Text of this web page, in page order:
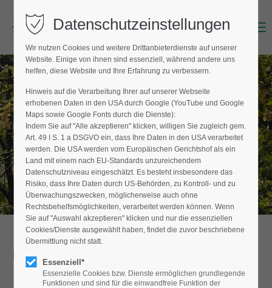
Login
Benutzername (E-Mailadresse)
Passwort
Anmelden
Register|Lost your password?
Support
Menu
BAUMPFLEGER FINDEN
Hier finden Sie den Fachbetrieb in Ihrer
Nähe
Detailansicht
Datenschutzeinstellungen
Wir nutzen Cookies und weitere Drittanbieterdienste auf unserer
Website. Einige von ihnen sind essenziell, während andere uns
helfen, diese Website und Ihre Erfahrung zu verbessern.
Hinweis auf die Verarbeitung Ihrer auf unserer Webseite
erhobenen Daten in den USA durch Google (YouTube und Google
Maps sowie Google Fonts durch die Dienste):
Indem Sie auf "Alle akzeptieren" klicken, willigen Sie zugleich gem.
Art. 49 I S. 1 a DSGVO ein, dass Ihre Daten in den USA verarbeitet
werden. Die USA werden vom Europäischen Gerichtshof als ein
Land mit einem nach EU-Standards unzureichendem
Datenschutzniveau eingeschätzt. Es besteht insbesondere das
Risiko, dass Ihre Daten durch US-Behörden, zu Kontroll- und zu
Überwachungszwecken, möglicherweise auch ohne
Rechtsbehelfsmöglichkeiten, verarbeitet werden können. Wenn
Sie auf "Auswahl akzeptieren" klicken und nur die essenziellen
Cookies/Dienste ausgewählt haben, findet die zuvor beschriebene
Übermittlung nicht statt.
Essenziell*
Essenzielle Cookies bzw. Dienste ermöglichen grundlegende
Funktionen und sind für die einwandfreie Funktion der